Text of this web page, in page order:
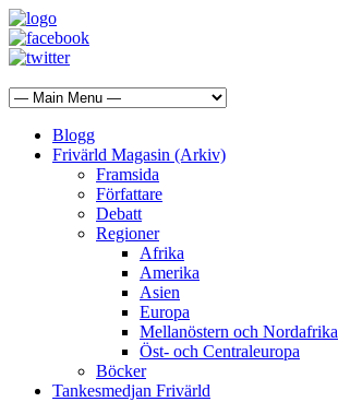
Blogg
Frivärld Magasin (Arkiv)
Framsida
Författare
Debatt
Regioner
Afrika
Amerika
Asien
Europa
Mellanöstern och Nordafrika
Öst- och Centraleuropa
Böcker
Tankesmedjan Frivärld